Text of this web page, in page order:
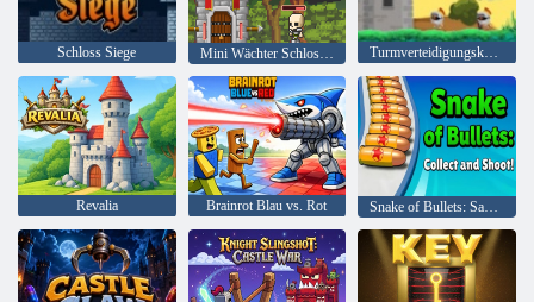
Schloss Siege Mini Wächter Schloss Verteidigung Turmverteidigungskönig
Revalia Brainrot Blau vs. Rot Snake of Bullets: Sammeln und schießen!